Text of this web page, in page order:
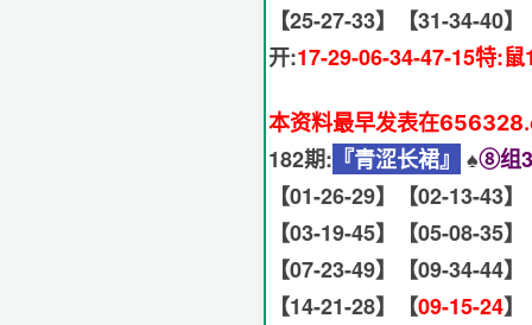
【25-27-33】【31-34-40】
开:17-29-06-34-47-15特:鼠
本资料最早发表在
182期: 『青涩长裙』 ♠️⑧组
【01-26-29】【02-13-43】
【03-19-45】【05-08-35】
【07-23-49】【09-34-44】
【14-21-28】【09-15-24】